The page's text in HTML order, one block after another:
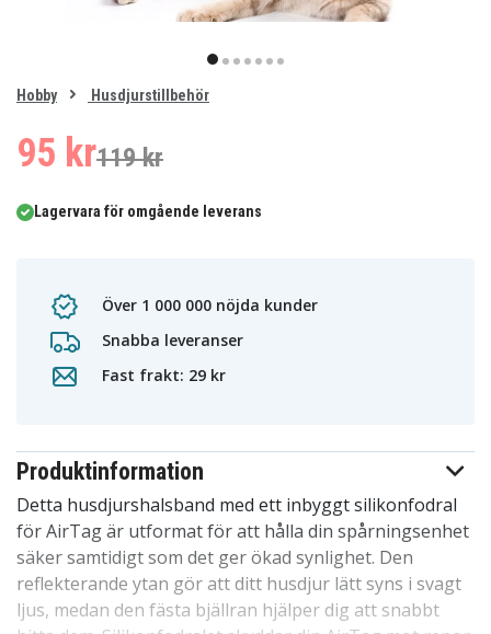
item
of
Hobby Husdjurstillbehör
95 kr119 kr
Lagervara för omgående leverans
Över 1 000 000 nöjda kunder
Snabba leveranser
Fast frakt: 29 kr
Produktinformation
Detta husdjurshalsband med ett inbyggt silikonfodral
för AirTag är utformat för att hålla din spårningsenhet
säker samtidigt som det ger ökad synlighet. Den
reflekterande ytan gör att ditt husdjur lätt syns i svagt
ljus, medan den fästa bjällran hjälper dig att snabbt